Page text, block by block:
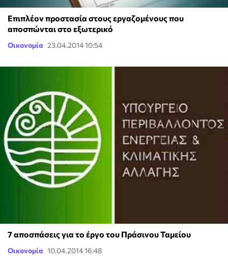
Επιπλέον προστασία στους εργαζομένους που
αποσπώνται στο εξωτερικό
Οικονομία 23.04.2014 10:54
7 αποσπάσεις για το έργο του Πράσινου Ταμείου
Οικονομία 10.04.2014 16:48